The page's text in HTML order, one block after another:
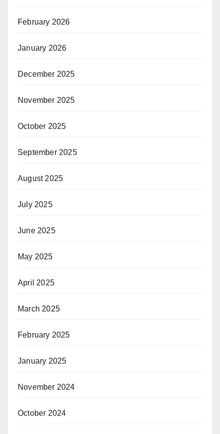
February 2026
January 2026
December 2025
November 2025
October 2025
September 2025
August 2025
July 2025
June 2025
May 2025
April 2025
March 2025
February 2025
January 2025
November 2024
October 2024